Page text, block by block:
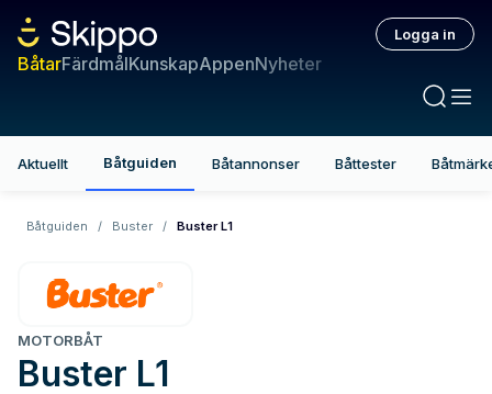
BåtarFärdmålKunskapAppenNyheter
Logga in
Aktuellt Båtguiden Båtannonser Båttester
Båtguiden / Buster / Buster L1
MOTORBÅT
Buster L1